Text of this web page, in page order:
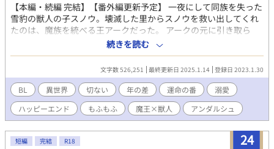
【本編・続編 完結】【番外編更新予定】 一夜にして同族を失った
雪豹の獣人の子スノウ。壊滅した里からスノウを救い出してくれ
たのは、魔族を統べる王アークだった。 アークの元に引き取ら
れ、悲しみに沈みながらも、スノウは徐々にアークに心を開いて
いく。 惹かれ合う運命の番とその仲間たちの物語。 序盤、スノウ
は仔獣型。中盤から獣人型。R18要素は後半になる予定です。 ()
内は視点名。スノウ視点の場合表記を省いています。 1章→救出
されたスノウがアークたちと打ち解け、悲しみを癒していく話。
2章→スノウが人型になれるよう努力しながら、アークたちとほの
ぼの暮らす話。 3章→スノウが成人認定されてアークといちゃい
ちゃする話。 作者基準で、キスなどR15相当の話には☆、R18相
当の話には★をタイトルにつけます。
続きを読む
文字数 526,251 最終更新日 2025.1.14 登録日 2023.1.30
BL 異世界 切ない 年の差 運命の番
溺愛
ハッピーエンド
もふもふ 魔王×獣人 アンダルシュ
24
短編 完結 R18